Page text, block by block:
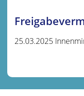
25.03.2025